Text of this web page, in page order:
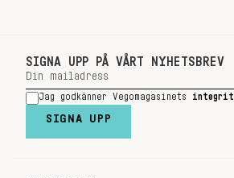
SIGNA UPP PÅ VÅRT NYHETSBREV
Jag godkänner Vegomagasinets
SIGNA UPP